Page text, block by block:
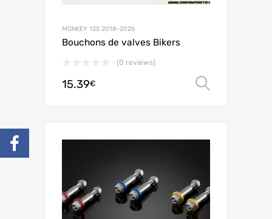
MONKEY 125 2018-2026
Bouchons de valves Bikers
(0 reviews)
15.39€